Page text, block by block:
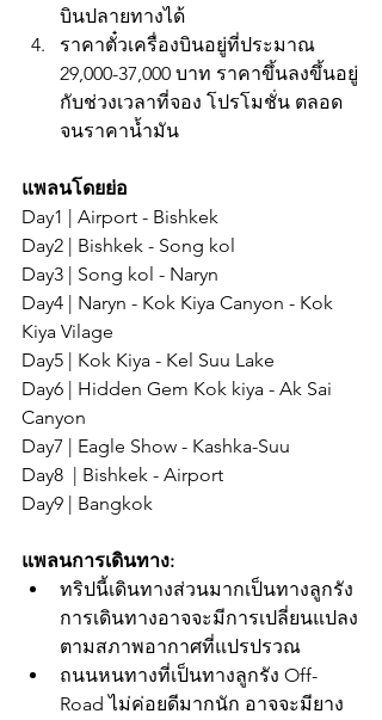
บินปลายทางได้
ราคาตั๋วเครื่องบินอยู่ที่ประมาณ
29,000-37,000 บาท ราคาขึ้นลงขึ้นอยู่
กับช่วงเวลาที่จอง โปรโมชั่น ตลอด
จนราคาน้ำมัน
แพลนโดยย่อ
Day1 | Airport - Bishkek
Day2 | Bishkek - Song kol
Day3 | Song kol - Naryn
Day4 | Naryn - Kok Kiya Canyon - Kok
Kiya Vilage
Day5 | Kok Kiya - Kel Suu Lake
Day6 | Hidden Gem Kok kiya - Ak Sai
Canyon
Day7 | Eagle Show - Kashka-Suu
Day8  | Bishkek - Airport
Day9 | Bangkok
แพลนการเดินทาง:
ทริปนี้เดินทางส่วนมากเป็นทางลูกรัง
การเดินทางอาจจะมีการเปลี่ยนแปลง
ตามสภาพอากาศที่แปรปรวณ
ถนนหนทางที่เป็นทางลูกรัง Off-
Road ไม่ค่อยดีมากนัก อาจจะมียาง